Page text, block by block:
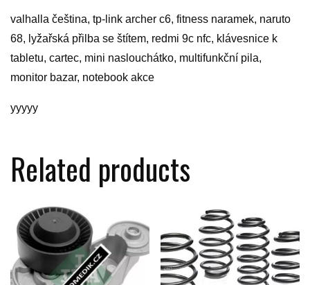
valhalla čeština, tp-link archer c6, fitness naramek, naruto
68, lyžařská přilba se štítem, redmi 9c nfc, klávesnice k
tabletu, cartec, mini naslouchátko, multifunkční pila,
monitor bazar, notebook akce
yyyyy
Related products